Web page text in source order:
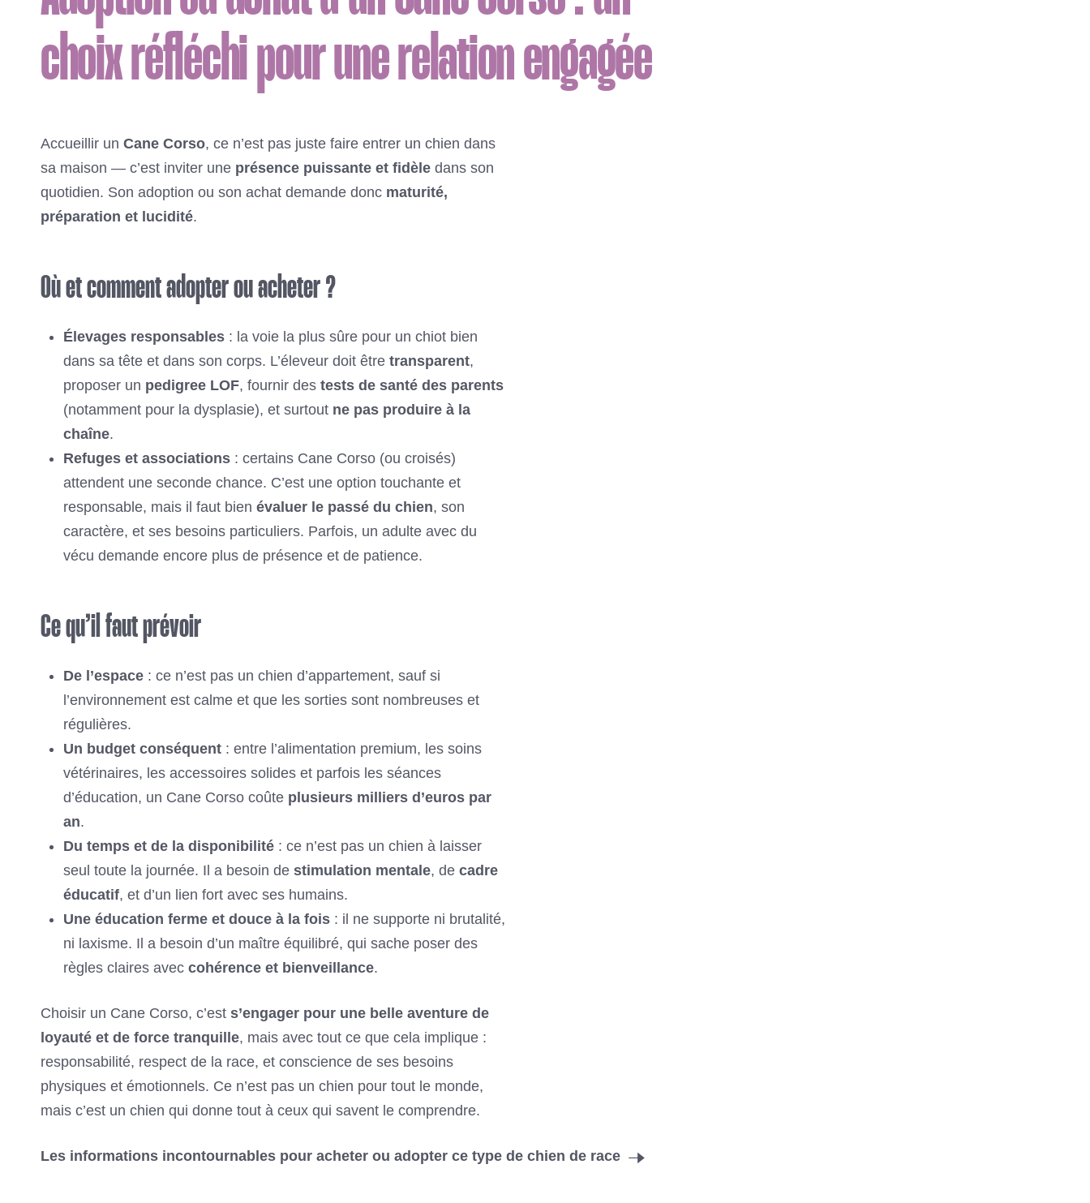
choix réfléchi pour une relation engagée
Accueillir un Cane Corso, ce n’est pas juste faire entrer un chien dans
sa maison — c’est inviter une présence puissante et fidèle dans son
quotidien. Son adoption ou son achat demande donc maturité,
préparation et lucidité.
Où et comment adopter ou acheter ?
Élevages responsables : la voie la plus sûre pour un chiot bien
dans sa tête et dans son corps. L’éleveur doit être transparent,
proposer un pedigree LOF, fournir des tests de santé des parents
(notamment pour la dysplasie), et surtout ne pas produire à la
chaîne.
Refuges et associations : certains Cane Corso (ou croisés)
attendent une seconde chance. C’est une option touchante et
responsable, mais il faut bien évaluer le passé du chien, son
caractère, et ses besoins particuliers. Parfois, un adulte avec du
vécu demande encore plus de présence et de patience.
Ce qu’il faut prévoir
De l’espace : ce n’est pas un chien d’appartement, sauf si
l’environnement est calme et que les sorties sont nombreuses et
régulières.
Un budget conséquent : entre l’alimentation premium, les soins
vétérinaires, les accessoires solides et parfois les séances
d’éducation, un Cane Corso coûte plusieurs milliers d’euros par
an.
Du temps et de la disponibilité : ce n’est pas un chien à laisser
seul toute la journée. Il a besoin de stimulation mentale, de cadre
éducatif, et d’un lien fort avec ses humains.
Une éducation ferme et douce à la fois : il ne supporte ni brutalité,
ni laxisme. Il a besoin d’un maître équilibré, qui sache poser des
règles claires avec cohérence et bienveillance.
Choisir un Cane Corso, c’est s’engager pour une belle aventure de
loyauté et de force tranquille, mais avec tout ce que cela implique :
responsabilité, respect de la race, et conscience de ses besoins
physiques et émotionnels. Ce n’est pas un chien pour tout le monde,
mais c’est un chien qui donne tout à ceux qui savent le comprendre.
Les informations incontournables pour acheter ou adopter ce type de chien de race